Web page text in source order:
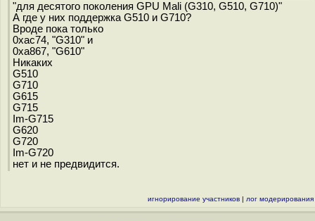
"для десятого поколения GPU Mali (G310, G510, G710)"
А где у них поддержка G510 и G710?
Вроде пока только
0xac74, "G310" и
0xa867, "G610"
Никаких
G510
G710
G615
G715
Im-G715
G620
G720
Im-G720
нет и не предвидится.
игнорирование участников | лог модерирования